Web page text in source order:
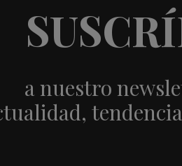
a nuestro